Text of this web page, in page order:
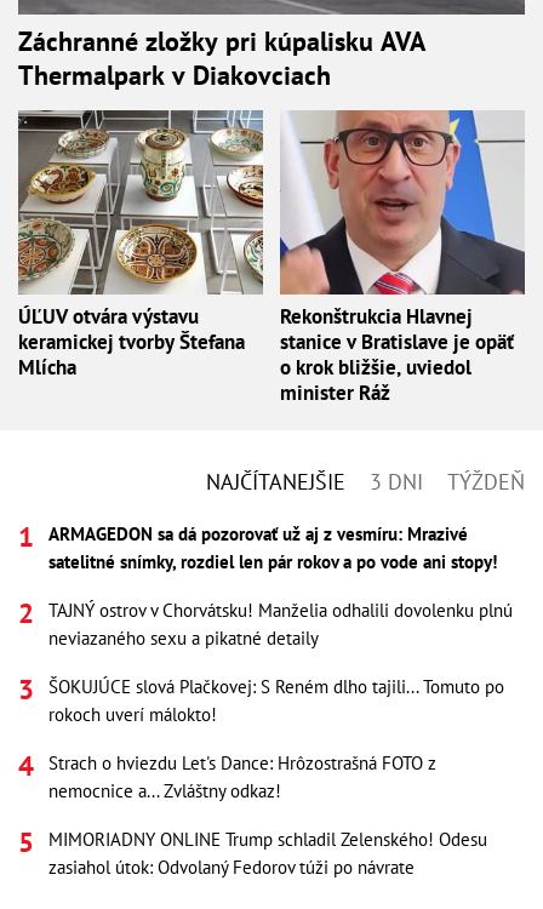
Záchranné zložky pri kúpalisku AVA
Thermalpark v Diakovciach
ÚĽUV otvára výstavu
keramickej tvorby Štefana
Mlícha
Rekonštrukcia Hlavnej
stanice v Bratislave je opäť
o krok bližšie, uviedol
minister Ráž
NAJČÍTANEJŠIE 3 DNI TÝŽDEŇ
ARMAGEDON sa dá pozorovať už aj z vesmíru: Mrazivé
satelitné snímky, rozdiel len pár rokov a po vode ani stopy!
TAJNÝ ostrov v Chorvátsku! Manželia odhalili dovolenku plnú
neviazaného sexu a pikatné detaily
ŠOKUJÚCE slová Plačkovej: S Reném dlho tajili... Tomuto po
rokoch uverí málokto!
Strach o hviezdu Let's Dance: Hrôzostrašná FOTO z
nemocnice a... Zvláštny odkaz!
MIMORIADNY ONLINE Trump schladil Zelenského! Odesu
zasiahol útok: Odvolaný Fedorov túži po návrate